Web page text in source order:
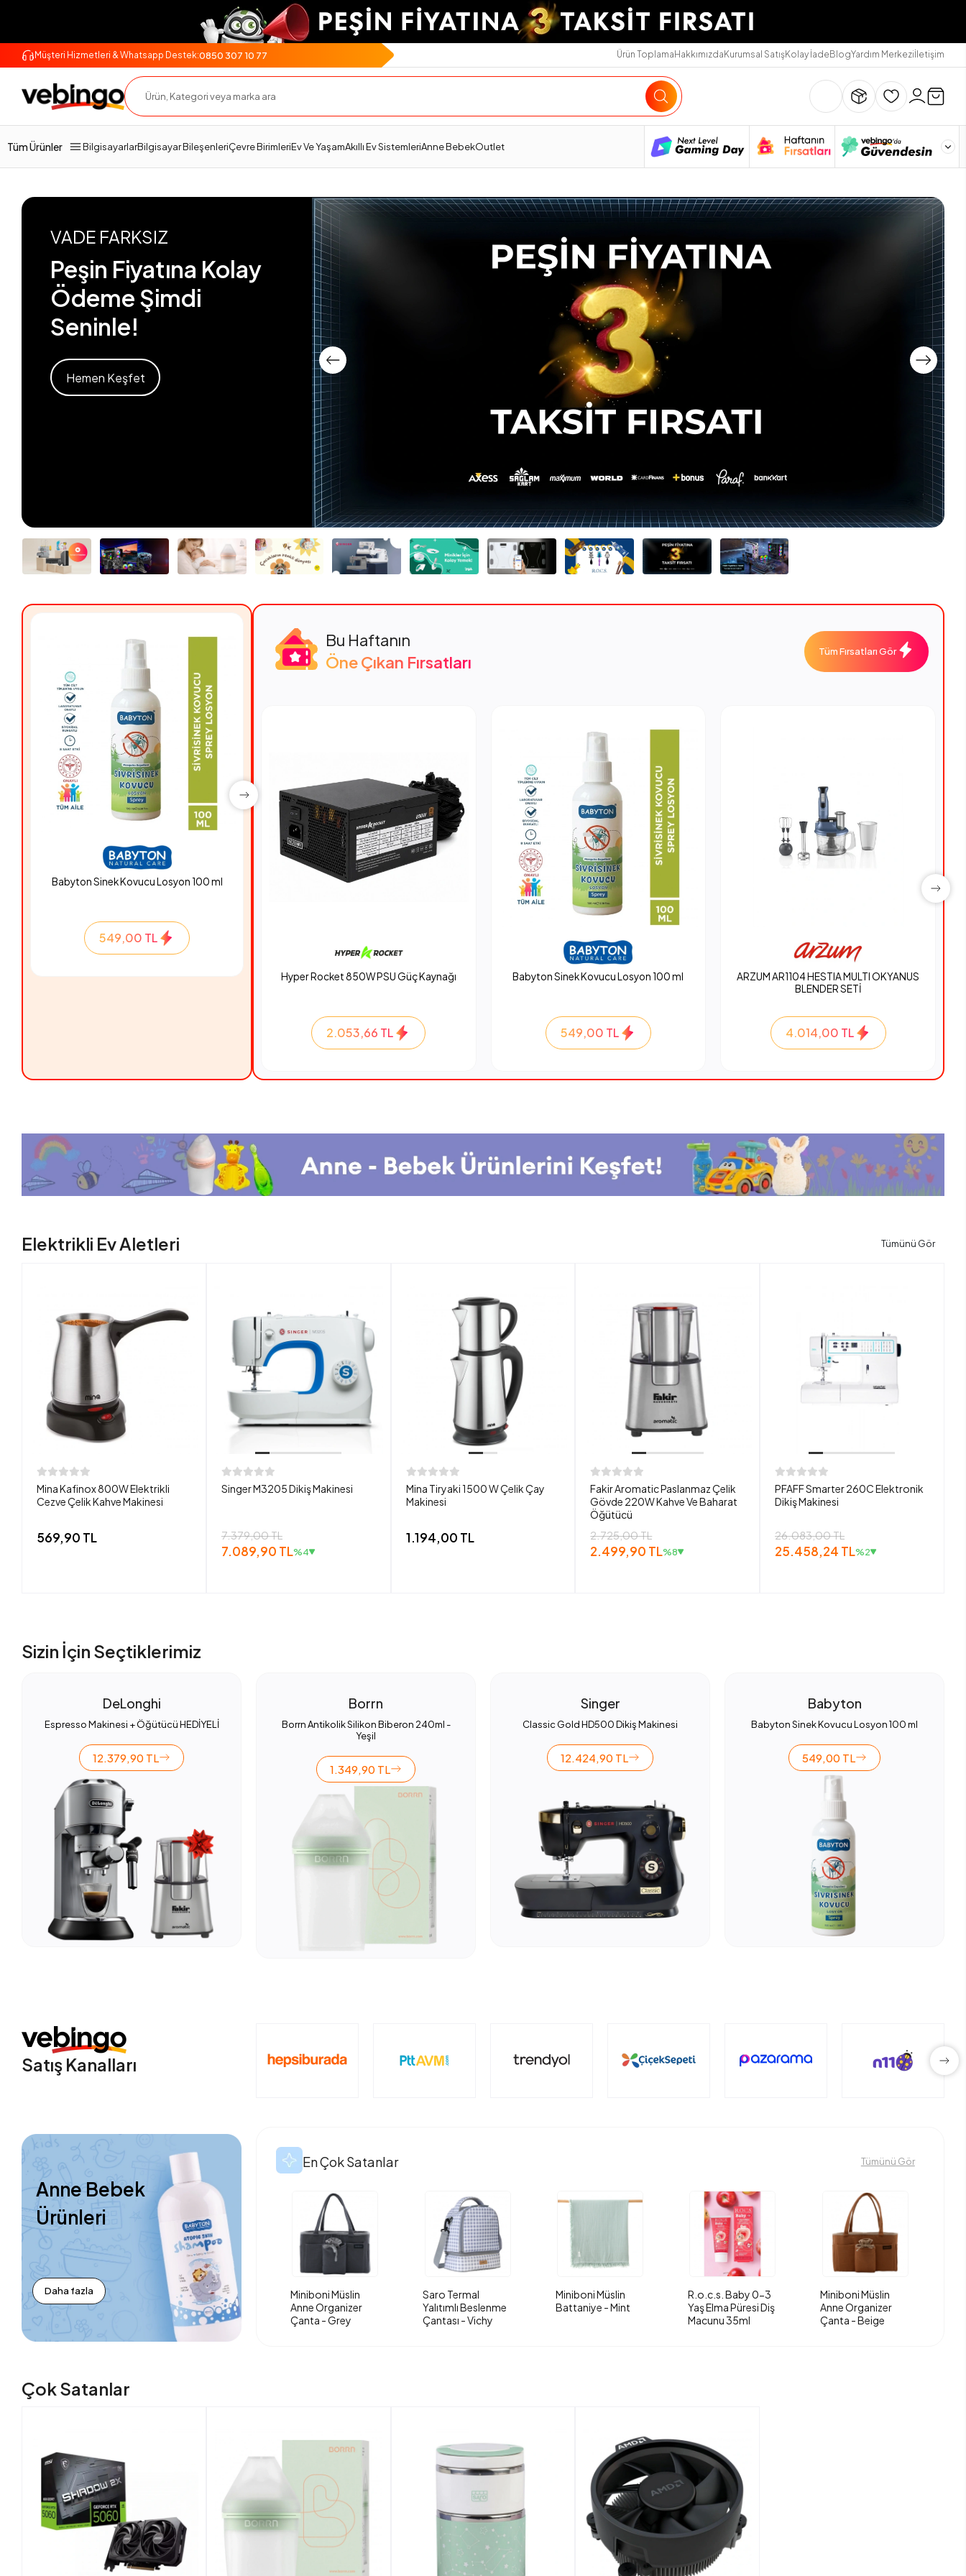
Müşteri Hizmetleri & Whatsapp Destek:0850 307 10 77 Ürün ToplamaHakkımızdaKurumsal SatışKolay İadeBlogYardım Merkeziİletişim
Tüm Ürünler BilgisayarlarBilgisayar BileşenleriÇevre BirimleriEv Ve YaşamAkıllı Ev SistemleriAnne BebekOutlet
VADE FARKSIZ
Peşin Fiyatına Kolay
Ödeme Şimdi
Seninle!
Hemen Keşfet
Babyton Sinek Kovucu Losyon 100 ml
549,00 TL
Hyper Rocket 850W PSU Güç Kaynağı
Bu Haftanın
Öne Çıkan Fırsatları
Tüm Fırsatları Gör
Hyper Rocket 850W PSU Güç Kaynağı
2.053,66 TL
Babyton Sinek Kovucu Losyon 100 ml
549,00 TL
ARZUM AR1104 HESTIA MULTI OKYANUS
BLENDER SETİ
4.014,00 TL
Elektrikli Ev Aletleri Tümünü Gör
Mina Kafinox 800W Elektrikli
Cezve Çelik Kahve Makinesi
569,90 TL
Singer M3205 Dikiş Makinesi
7.379,00 TL
7.089,90 TL%4
Mina Tiryaki 1500 W Çelik Çay
Makinesi
1.194,00 TL
Fakir Aromatic Paslanmaz Çelik
Gövde 220W Kahve Ve Baharat
Öğütücü
2.725,00 TL
2.499,90 TL%8
PFAFF Smarter 260C Elektronik
Dikiş Makinesi
26.083,00 TL
25.458,24 TL%2
Sizin İçin Seçtiklerimiz
DeLonghi
Espresso Makinesi + Öğütücü HEDİYELİ
12.379,90 TL
Borrn
Borrn Antikolik Silikon Biberon 240ml -
Yeşil
1.349,90 TL
Singer
Classic Gold HD500 Dikiş Makinesi
12.424,90 TL
Babyton
Babyton Sinek Kovucu Losyon 100 ml
549,00 TL
Satış Kanalları
Anne Bebek
Ürünleri
Daha fazla
En Çok Satanlar Tümünü Gör
Miniboni Müslin
Anne Organizer
Çanta - Grey
Saro Termal
Yalıtımlı Beslenme
Çantası - Vichy
Miniboni Müslin
Battaniye - Mint
R.o.c.s. Baby 0-3
Yaş Elma Püresi Diş
Macunu 35ml
Miniboni Müslin
Anne Organizer
Çanta - Beige
Çok Satanlar